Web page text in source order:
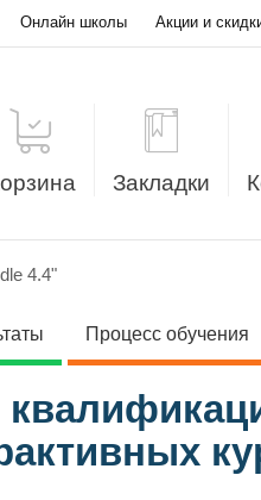
Онлайн школы Акции и
Закладки
4.4"
Процесс обучения